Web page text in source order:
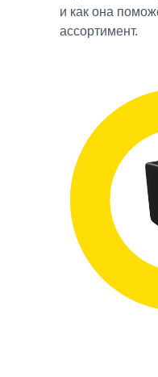
и как она
ассортимент.